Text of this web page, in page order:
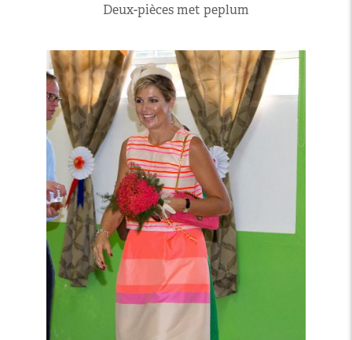
Deux-pièces met peplum